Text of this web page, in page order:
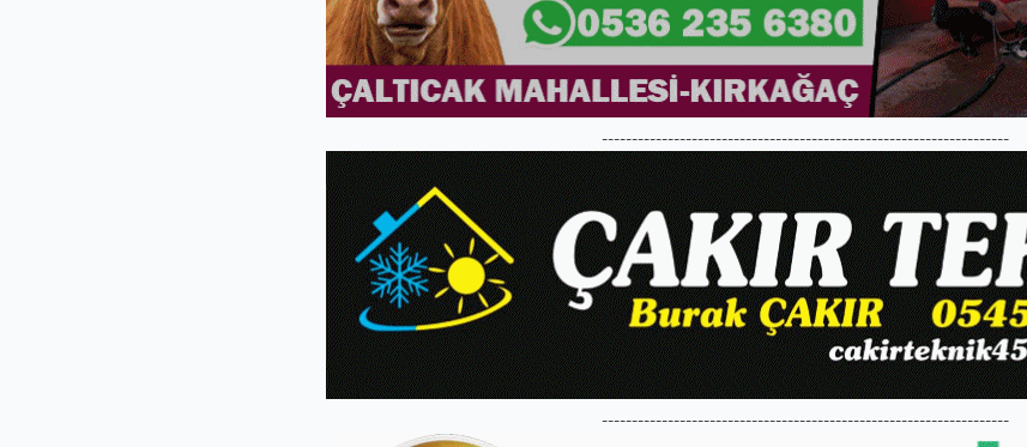
--------------------------------------------------------------------
--------------------------------------------------------------------